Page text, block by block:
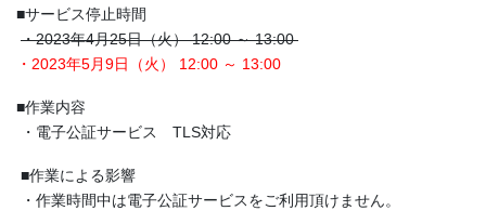
■サービス停止時間
・2023年4月25日（火） 12:00 ～ 13:00
・2023年5月9日（火） 12:00 ～ 13:00
■作業内容
・電子公証サービス TLS対応
■作業による影響
・作業時間中は電子公証サービスをご利用頂けません。